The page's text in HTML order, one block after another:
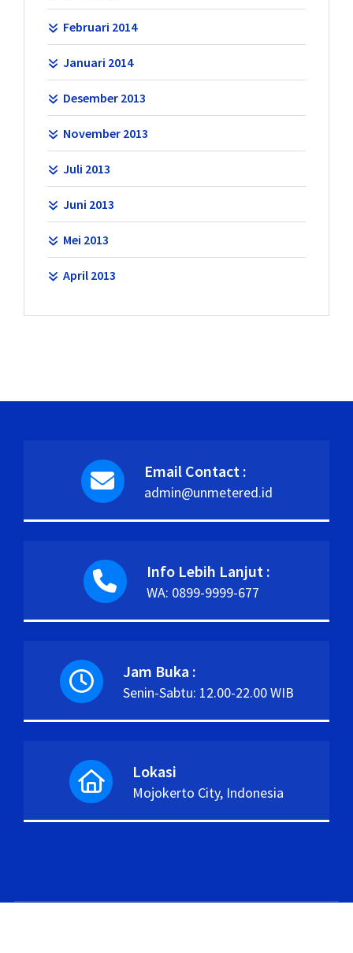
Februari 2014
Januari 2014
Desember 2013
November 2013
Juli 2013
Juni 2013
Mei 2013
April 2013
Email Contact :
admin@unmetered.id
Info Lebih Lanjut :
WA: 0899-9999-677
Jam Buka :
Senin-Sabtu: 12.00-22.00 WIB
Lokasi
Mojokerto City, Indonesia